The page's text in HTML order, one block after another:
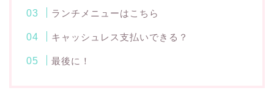
ランチメニューはこちら
キャッシュレス支払いできる？
最後に！